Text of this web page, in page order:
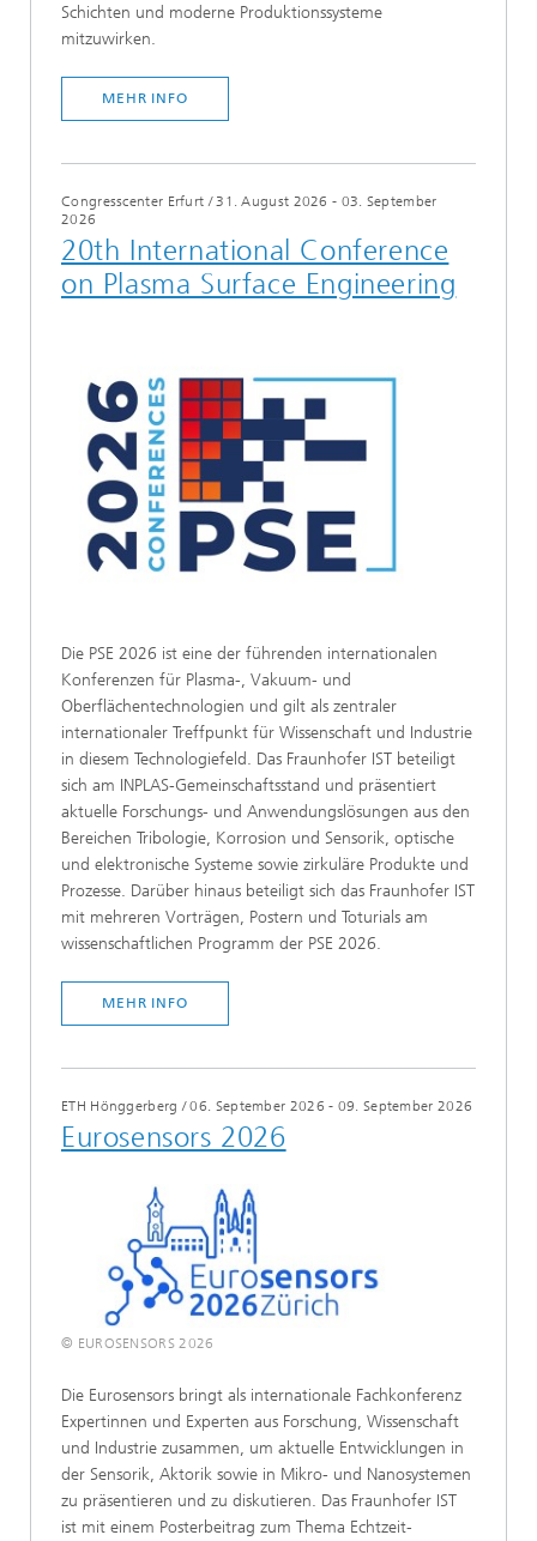
Schichten und moderne Produktionssysteme
mitzuwirken.
MEHR INFO
Congresscenter Erfurt / 31. August 2026 - 03. September
2026
20th International Conference
on Plasma Surface Engineering
Die PSE 2026 ist eine der führenden internationalen
Konferenzen für Plasma-, Vakuum- und
Oberflächentechnologien und gilt als zentraler
internationaler Treffpunkt für Wissenschaft und Industrie
in diesem Technologiefeld. Das Fraunhofer IST beteiligt
sich am INPLAS-Gemeinschaftsstand und präsentiert
aktuelle Forschungs- und Anwendungslösungen aus den
Bereichen Tribologie, Korrosion und Sensorik, optische
und elektronische Systeme sowie zirkuläre Produkte und
Prozesse. Darüber hinaus beteiligt sich das Fraunhofer IST
mit mehreren Vorträgen, Postern und Toturials am
wissenschaftlichen Programm der PSE 2026.
MEHR INFO
ETH Hönggerberg /06. September 2026 - 09. September 2026
Eurosensors 2026
© EUROSENSORS 2026
Die Eurosensors bringt als internationale Fachkonferenz
Expertinnen und Experten aus Forschung, Wissenschaft
und Industrie zusammen, um aktuelle Entwicklungen in
der Sensorik, Aktorik sowie in Mikro- und Nanosystemen
zu präsentieren und zu diskutieren. Das Fraunhofer IST
ist mit einem Posterbeitrag zum Thema Echtzeit-